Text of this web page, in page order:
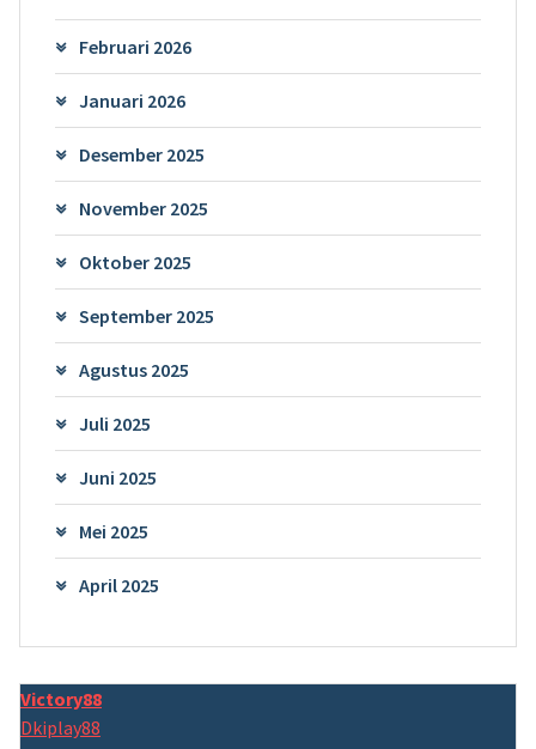
Februari 2026
Januari 2026
Desember 2025
November 2025
Oktober 2025
September 2025
Agustus 2025
Juli 2025
Juni 2025
Mei 2025
April 2025
Victory88
Dkiplay88